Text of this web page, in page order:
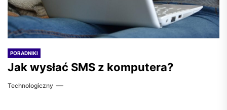
PORADNIKI
Jak wysłać SMS z komputera?
Technologiczny